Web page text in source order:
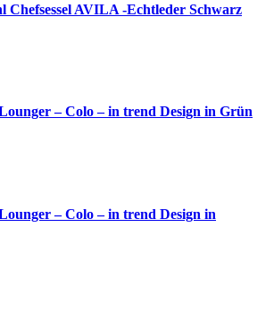
Chefsessel AVILA -Echtleder Schwarz
Lounger – Colo – in trend Design in Grün
Lounger – Colo – in trend Design in